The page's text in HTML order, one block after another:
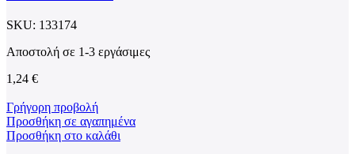
SKU: 133174
Αποστολή σε 1-3 εργάσιμες
1,24 €
Γρήγορη προβολή
Προσθήκη σε αγαπημένα
Προσθήκη στο καλάθι